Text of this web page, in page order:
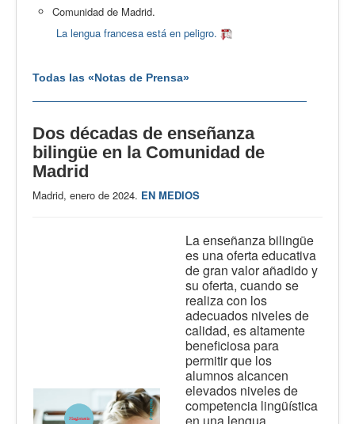
Comunidad de Madrid.
La lengua francesa está en peligro.
Todas las «Notas de Prensa»
Dos décadas de enseñanza
bilingüe en la Comunidad de
Madrid
Madrid, enero de 2024. EN MEDIOS
La enseñanza bilingüe
es una oferta educativa
de gran valor añadido y
su oferta, cuando se
realiza con los
adecuados niveles de
calidad, es altamente
beneficiosa para
permitir que los
alumnos alcancen
elevados niveles de
competencia lingüística